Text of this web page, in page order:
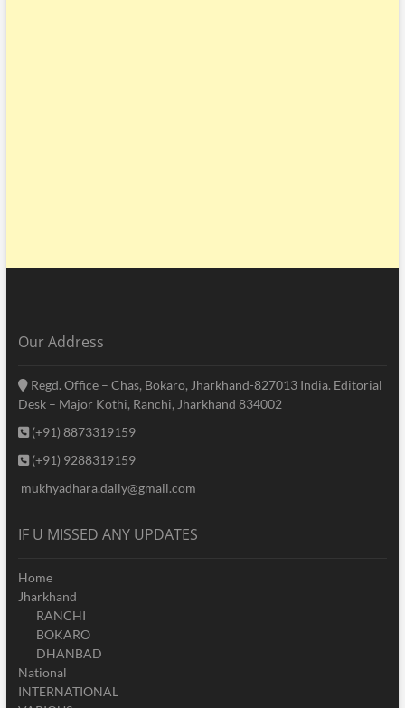
Our Address
Regd. Office – Chas, Bokaro, Jharkhand-827013 India. Editorial
Desk – Major Kothi, Ranchi, Jharkhand 834002
(+91) 8873319159
(+91) 9288319159
mukhyadhara.daily@gmail.com
IF U MISSED ANY UPDATES
Home
Jharkhand
RANCHI
BOKARO
DHANBAD
National
INTERNATIONAL